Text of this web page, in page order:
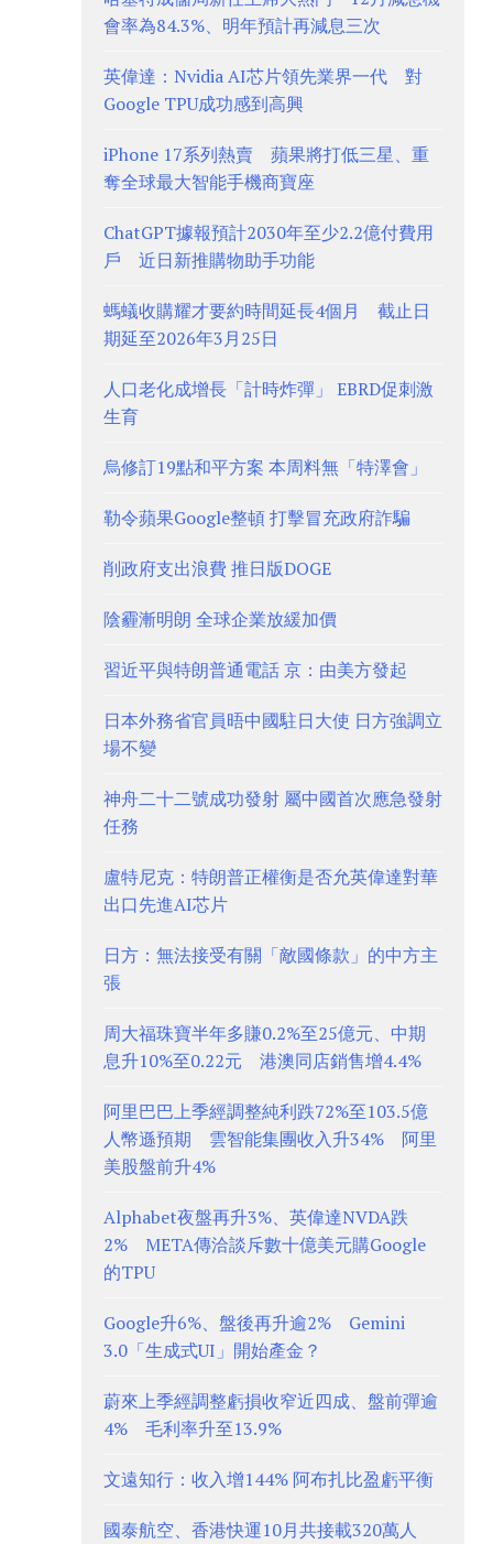
會率為84.3%、明年預計再減息三次
英偉達：Nvidia AI芯片領先業界一代 對
Google TPU成功感到高興
iPhone 17系列熱賣 蘋果將打低三星、重
奪全球最大智能手機商寶座
ChatGPT據報預計2030年至少2.2億付費用
戶 近日新推購物助手功能
螞蟻收購耀才要約時間延長4個月 截止日
期延至2026年3月25日
人口老化成增長「計時炸彈」 EBRD促刺激
生育
烏修訂19點和平方案 本周料無「特澤會」
勒令蘋果Google整頓 打擊冒充政府詐騙
削政府支出浪費 推日版DOGE
陰霾漸明朗 全球企業放緩加價
習近平與特朗普通電話 京：由美方發起
日本外務省官員晤中國駐日大使 日方強調立
場不變
神舟二十二號成功發射 屬中國首次應急發射
任務
盧特尼克：特朗普正權衡是否允英偉達對華
出口先進AI芯片
日方：無法接受有關「敵國條款」的中方主
張
周大福珠寶半年多賺0.2%至25億元、中期
息升10%至0.22元 港澳同店銷售增4.4%
阿里巴巴上季經調整純利跌72%至103.5億
人幣遜預期 雲智能集團收入升34% 阿里
美股盤前升4%
Alphabet夜盤再升3%、英偉達NVDA跌
2% META傳洽談斥數十億美元購Google
的TPU
Google升6%、盤後再升逾2% Gemini
3.0「生成式UI」開始產金？
蔚來上季經調整虧損收窄近四成、盤前彈逾
4% 毛利率升至13.9%
文遠知行：收入增144% 阿布扎比盈虧平衡
國泰航空、香港快運10月共接載320萬人